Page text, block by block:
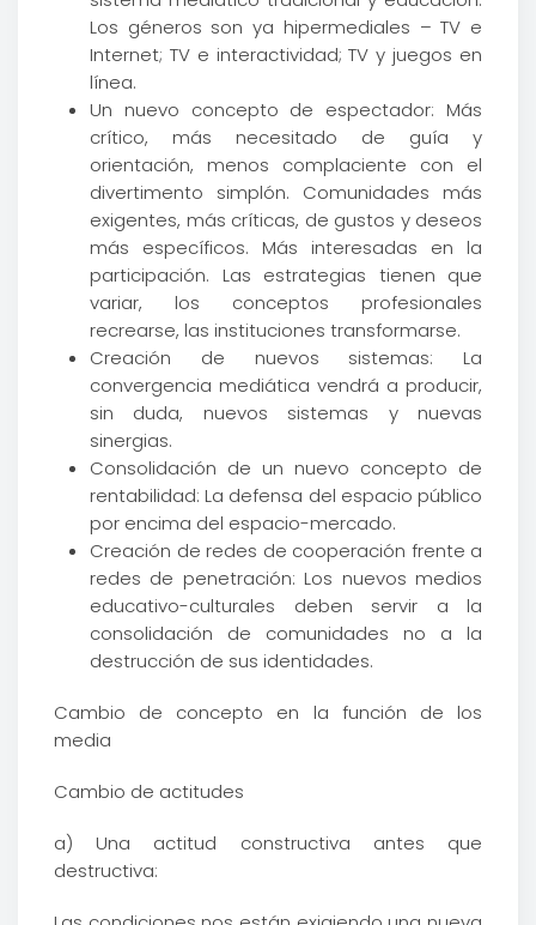
Los géneros son ya hipermediales – TV e
Internet; TV e interactividad; TV y juegos en
línea.
Un nuevo concepto de espectador: Más
crítico, más necesitado de guía y
orientación, menos complaciente con el
divertimento simplón. Comunidades más
exigentes, más críticas, de gustos y deseos
más específicos. Más interesadas en la
participación. Las estrategias tienen que
variar, los conceptos profesionales
recrearse, las instituciones transformarse.
Creación de nuevos sistemas: La
convergencia mediática vendrá a producir,
sin duda, nuevos sistemas y nuevas
sinergias.
Consolidación de un nuevo concepto de
rentabilidad: La defensa del espacio público
por encima del espacio-mercado.
Creación de redes de cooperación frente a
redes de penetración: Los nuevos medios
educativo-culturales deben servir a la
consolidación de comunidades no a la
destrucción de sus identidades.
Cambio de concepto en la función de los
media
Cambio de actitudes
a) Una actitud constructiva antes que
destructiva: